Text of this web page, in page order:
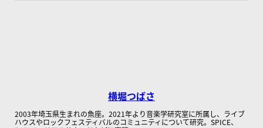
横堀つばさ
2003年埼玉県生まれの魚座。2021年より音楽学研究室に所属し、ライブ
ハウスやロックフェスティバルのコミュニティについて研究。SPICE、